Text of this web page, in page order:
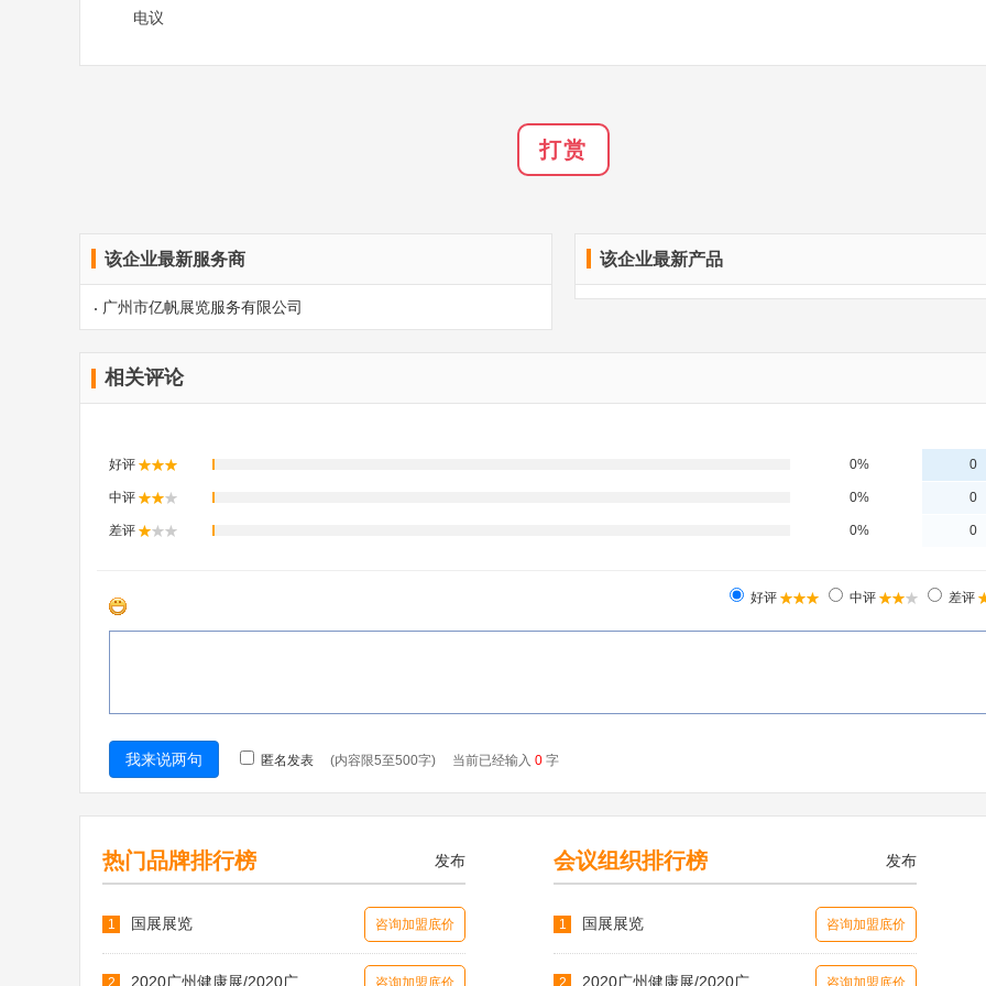
电议
打赏
该企业最新服务商
广州市亿帆展览服务有限公司
该企业最新产品
相关评论
热门品牌排行榜 发布
1 国展展览 咨询加盟底价
2 2020广州健康展/2020广 咨询加盟底价
会议组织排行榜 发布
1 国展展览 咨询加盟底价
2 2020广州健康展/2020广 咨询加盟底价